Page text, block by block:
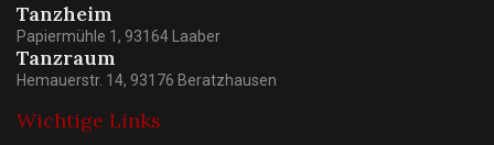
Tanzheim
Papiermühle 1, 93164 Laaber
Tanzraum
Hemauerstr. 14, 93176 Beratzhausen
Wichtige Links